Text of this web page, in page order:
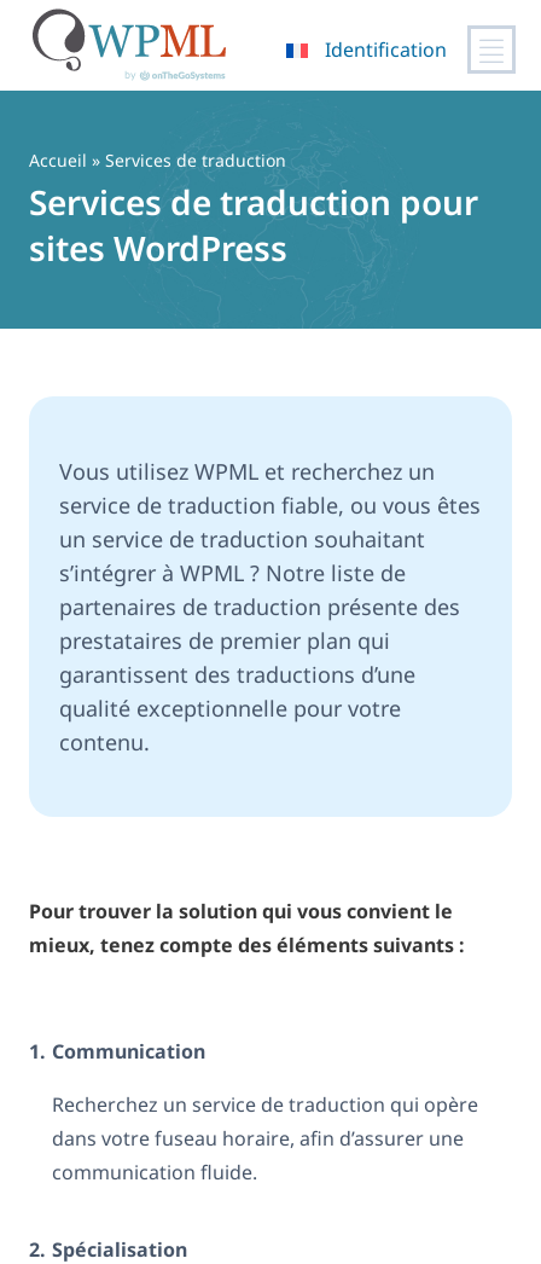
contenu
Identification
Accueil » Services de traduction
Services de traduction pour
sites WordPress
Vous utilisez WPML et recherchez un
service de traduction fiable, ou vous êtes
un service de traduction souhaitant
s’intégrer à WPML ? Notre liste de
partenaires de traduction présente des
prestataires de premier plan qui
garantissent des traductions d’une
qualité exceptionnelle pour votre
contenu.
Pour trouver la solution qui vous convient le
mieux, tenez compte des éléments suivants :
1. Communication
Recherchez un service de traduction qui opère
dans votre fuseau horaire, afin d’assurer une
communication fluide.
2. Spécialisation